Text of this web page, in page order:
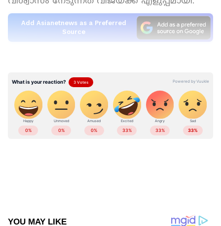
Add Asianetnews as a Preferred
Source
ഇപിഎസ്സിനൊപ്പം 23 എംഎൽഎമാർ
ആണുള്ളത്. വിമത പക്ഷത്ത് 24 പേരും. ജില്ലാ
സെക്രട്ടറിമാരെ ഒപ്പം നിർത്താൻ ഇരുപക്ഷവും
തിരക്കിട്ട നീക്കങ്ങൾ നടക്കുകയാണ്.
ഡിഎംകെയ്ക്കൊപ്പം ചേർന്ന് സർക്കാർ
പറഞ്ഞു. ഡിഎംകെ പിന്തുണയിൽ സർക്കാർ